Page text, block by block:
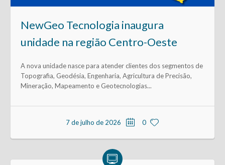
NewGeo Tecnologia inaugura
unidade na região Centro-Oeste
A nova unidade nasce para atender clientes dos segmentos de
Topografia, Geodésia, Engenharia, Agricultura de Precisão,
Mineração, Mapeamento e Geotecnologias...
7 de julho de 2026 0